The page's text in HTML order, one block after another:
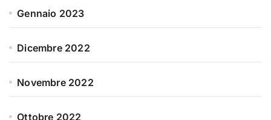
Gennaio 2023
Dicembre 2022
Novembre 2022
Ottobre 2022